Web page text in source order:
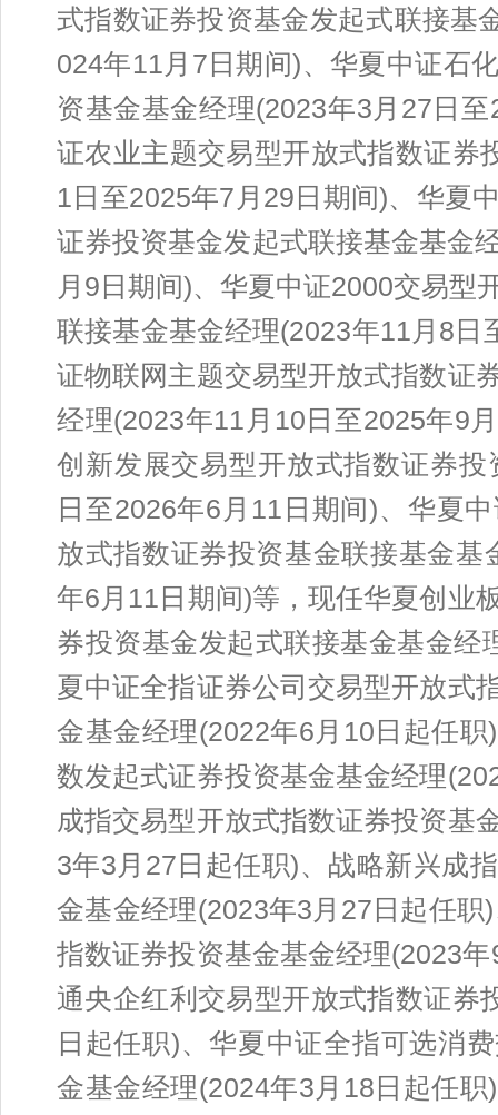
式指数证券投资基金发起式联接基
024年11月7日期间)、华夏中证石
资基金基金经理(2023年3月27日
证农业主题交易型开放式指数证券
1日至2025年7月29日期间)、华夏
证券投资基金发起式联接基金基金
月9日期间)、华夏中证2000交易型
联接基金基金经理(2023年11月8日
证物联网主题交易型开放式指数证
经理(2023年11月10日至2025年9
创新发展交易型开放式指数证券
日至2026年6月11日期间)、华夏
放式指数证券投资基金联接基金
年6月11日期间)等，现任华夏创业
券投资基金发起式联接基金基金经
夏中证全指证券公司交易型开放式
金基金经理(2022年6月10日起任
数发起式证券投资基金基金经理
成指交易型开放式指数证券投资基
3年3月27日起任职)、战略新兴成
金基金经理(2023年3月27日起任
指数证券投资基金基金经理(2023
通央企红利交易型开放式指数证券
日起任职)、华夏中证全指可选消
金基金经理(2024年3月18日起任